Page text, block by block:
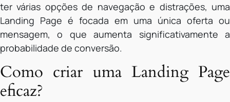
ter várias opções de navegação e distrações, uma
Landing Page é focada em uma única oferta ou
mensagem, o que aumenta significativamente a
probabilidade de conversão.
Como criar uma Landing Page
eficaz?